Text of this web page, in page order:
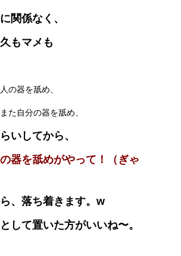
関係なく、
もマメも
の器を舐め、
た自分の器を舐め、
いしてから、
の器を舐めがやって！（ぎゃ
、落ち着きます。w
して置いた方がいいね〜。